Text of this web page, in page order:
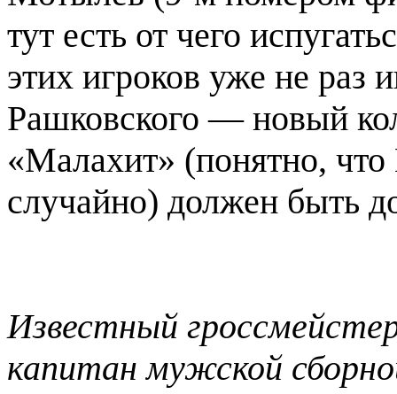
тут есть от чего
этих игроков уже не раз
Рашковского — новый
«Малахит» (понятно,
случайно) должен быть
Известный
капитан мужской